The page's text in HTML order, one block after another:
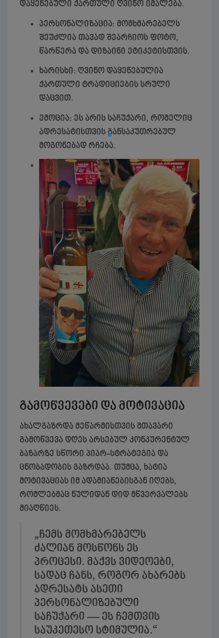
დაყენებული ქართული ღვინო იმალება.
პერსონალიზაცია: მომხმარებელს
შეუძლია თავად შეარჩიოს ფოტო,
წარწერა და დიზაინი ეტიკეტისთვის.
ხარისხი: ღვინო დაყენებულია
ქართული ტრადიციების სრული
დაცვით.
ემოცია: ეს არის საჩუქარი, რომელიც
ადრესატისთვის განსაკუთრებულ
მოგონებად რჩება.
გამოწვევები და მოტივაცია
ახალგაზრდა მეწარმისთვის მთავარი
გამოწვევა დღეს არსებულ კონკურენტულ
ბაზარზე სწორი პიარ-სტრატეგია და
ცნობადობის გაზრდაა. თუმცა, ხატია
მოტივაციას იმ ადამიანებისგან იღებს,
რომლებმაც ნულიდან დიდ მწვერვალებს
მიაღწიეს.
„ჩემს მომხმარებელს
ძალიან მოსწონს ეს
პროცესი. მაქვს ვიდეოები,
სადაც ჩანს, როგორ ახარებს
ადრესატს ასეთი
პერსონალიზებული
საჩუქარი — ეს ჩემთვის
საუკეთესო სტიმულია.“